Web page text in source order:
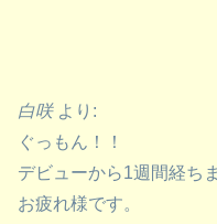
白咲 より:
ぐっもん！！
デビューから1週間経ち
お疲れ様です。